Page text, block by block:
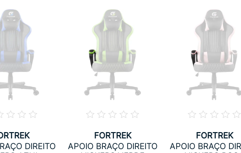
DIREITO
FORTREK
APOIO BRAÇO DIREITO
FORTREK
APOIO BRAÇO